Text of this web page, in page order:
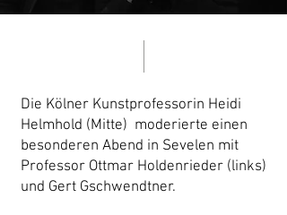
Die Kölner Kunstprofessorin Heidi
Helmhold (Mitte) moderierte einen
besonderen Abend in Sevelen mit
Professor Ottmar Holdenrieder (links)
und Gert Gschwendtner.